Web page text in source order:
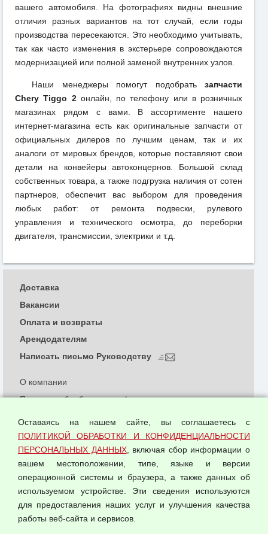
вашего автомобиля. На фотографиях видны внешние
отличия разных вариантов на тот случай, если годы
производства пересекаются. Это необходимо учитывать,
так как часто изменения в экстерьере сопровождаются
модернизацией или полной заменой внутренних узлов.
Наши менеджеры помогут подобрать запчасти
Chery Tiggo 2онлайн, по телефону или в розничных
магазинах рядом с вами. В ассортименте нашего
интернет-магазина есть как оригинальные запчасти от
официальных дилеров по лучшим ценам, так и их
аналоги от мировых брендов, которые поставляют свои
детали на конвейеры автоконцернов. Большой склад
собственных товара, а также подгрузка наличия от сотен
партнеров, обеспечит вас выбором для проведения
любых работ: от ремонта подвески, рулевого
управления и технического осмотра, до переборки
двигателя, трансмиссии, электрики и т.д.
© 2026 ООО "Феникс"
О компании
Политика обработки и конфиденциальности
Согласием на обработку персональных данных
Оферта оптовой купли-продажи
Публичная оферта
Доставка
Вакансии
Оплата и возвраты
Арендодателям
Написать письмо Руководству
Оставаясь на нашем сайте, вы соглашаетесь с
ПОЛИТИКОЙ ОБРАБОТКИ И КОНФИДЕНЦИАЛЬНОСТИ
ПЕРСОНАЛЬНЫХ ДАННЫХ, включая сбор информации о
вашем местоположении, типе, языке и версии
операционной системы и браузера, а также данных об
используемом устройстве. Эти сведения используются
для предоставления наших услуг и улучшения качества
работы веб-сайта и сервисов.